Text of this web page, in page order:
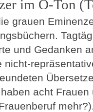
im O-Ton
grauen
und Gedanken
nicht-
acht